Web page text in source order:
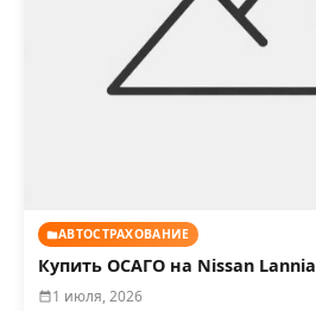
АВТОСТРАХОВАНИЕ
Купить ОСАГО на Nissan Lannia
1 июля, 2026